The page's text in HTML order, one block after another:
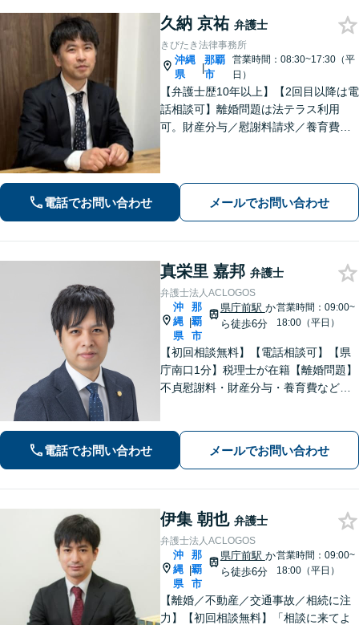
久納 京祐 弁護士
きびたき法律事務所
沖縄
県
|
那覇
市
営業時間：08:30~17:30（平
日）
【弁護士歴10年以上】【2回目以降は電
話相談可】離婚問題は法テラス利用
可。財産分与／慰謝料請求／養育費な
多数【バス停「天久」2分】
電話でお問い合わせ メールでお問い合わせ
真栄里 嘉邦 弁護士
弁護士法人ACLOGOS
沖
縄
県
|
那
覇
市
県庁前駅 か
ら徒歩6分
営業時間：09:00~
18:00（平日）
【初回相談無料】【電話相談可】【県
庁南口1分】税理士が在籍【離婚問題】
不貞慰謝料・財産分与・養育費など。
額）・明け渡し請求・立退料増額など
に対応。交渉から訴訟までお任せくだ
電話でお問い合わせ メールでお問い合わせ
伊集 朝也 弁護士
弁護士法人ACLOGOS
沖
縄
県
|
那
覇
市
県庁前駅 か
ら徒歩6分
営業時間：09:00~
18:00（平日）
【離婚／不動産／交通事故／相続に注
力】【初回相談無料】「相談に来てよ